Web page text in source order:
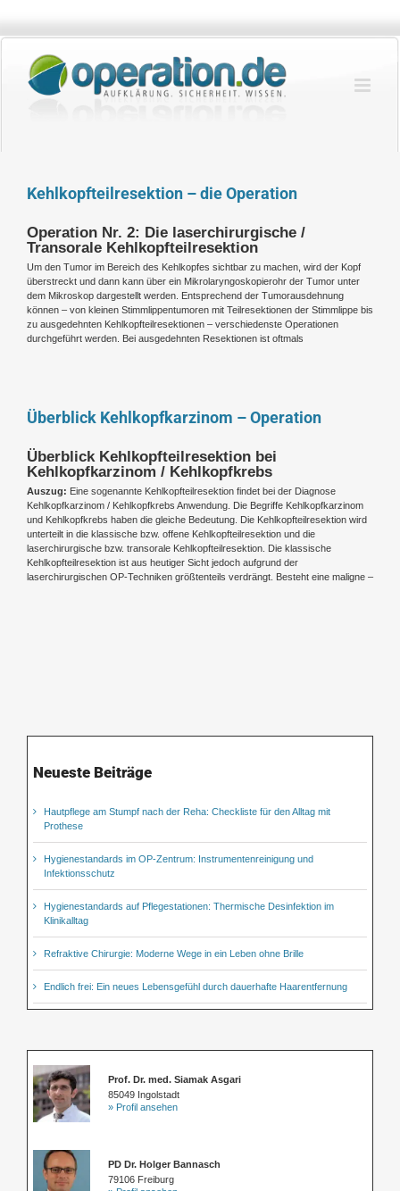
springen
Kehlkopfteilresektion – die Operation
Operation Nr. 2: Die laserchirurgische /
Transorale Kehlkopfteilresektion
Um den Tumor im Bereich des Kehlkopfes sichtbar zu machen, wird der Kopf
überstreckt und dann kann über ein Mikrolaryngoskopierohr der Tumor unter
dem Mikroskop dargestellt werden. Entsprechend der Tumorausdehnung
können – von kleinen Stimmlippentumoren mit Teilresektionen der Stimmlippe bis
zu ausgedehnten Kehlkopfteilresektionen – verschiedenste Operationen
durchgeführt werden. Bei ausgedehnten Resektionen ist oftmals
Überblick Kehlkopfkarzinom – Operation
Überblick Kehlkopfteilresektion bei
Kehlkopfkarzinom / Kehlkopfkrebs
Auszug: Eine sogenannte Kehlkopfteilresektion findet bei der Diagnose
Kehlkopfkarzinom / Kehlkopfkrebs Anwendung. Die Begriffe Kehlkopfkarzinom
und Kehlkopfkrebs haben die gleiche Bedeutung. Die Kehlkopfteilresektion wird
unterteilt in die klassische bzw. offene Kehlkopfteilresektion und die
laserchirurgische bzw. transorale Kehlkopfteilresektion. Die klassische
Kehlkopfteilresektion ist aus heutiger Sicht jedoch aufgrund der
laserchirurgischen OP-Techniken größtenteils verdrängt. Besteht eine maligne –
Neueste Beiträge
Hautpflege am Stumpf nach der Reha: Checkliste für den Alltag mit
Prothese
Hygienestandards im OP-Zentrum: Instrumentenreinigung und
Infektionsschutz
Hygienestandards auf Pflegestationen: Thermische Desinfektion im
Klinikalltag
Refraktive Chirurgie: Moderne Wege in ein Leben ohne Brille
Endlich frei: Ein neues Lebensgefühl durch dauerhafte Haarentfernung
Prof. Dr. med. Siamak Asgari
85049 Ingolstadt
» Profil ansehen
PD Dr. Holger Bannasch
79106 Freiburg